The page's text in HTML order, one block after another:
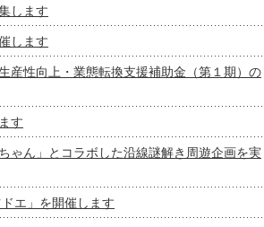
します
します
産性向上・業態転換支援補助金（第１期）の
す
ゃん」とコラボした沿線謎解き周遊企画を実
エ」を開催します